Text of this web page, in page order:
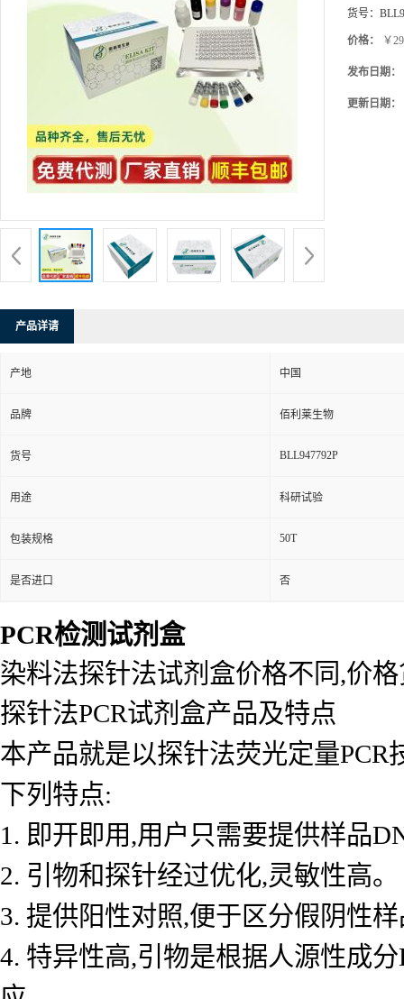
货号：
价格： ￥
发布日期：
更新日期：
产品详请
产地 中国
品牌 佰利莱生物
货号 BLL947792P
用途 科研试验
包装规格 50T
是否进口 否
PCR检测试剂盒
染料法探针法试剂盒价格不同,价
探针法PCR试剂盒产品及特点
本产品就是以探针法荧光定量
下列特点:
1. 即开即用,用户只需要提供样品
2. 引物和探针经过优化,灵敏性高。
3. 提供阳性对照,便于区分假阴性
4. 特异性高,引物是根据人源性成